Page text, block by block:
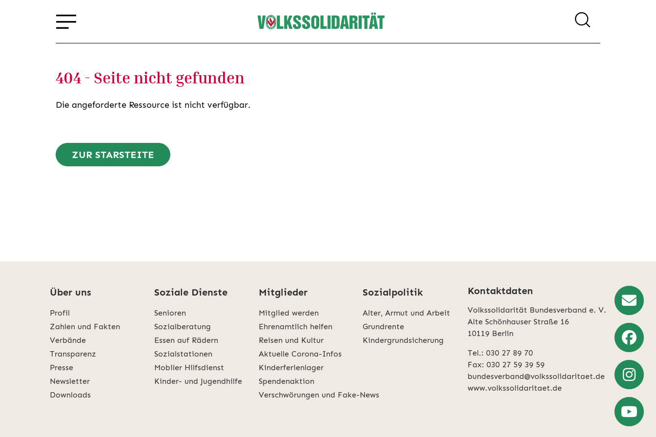
404 - Seite nicht gefunden
Die angeforderte Ressource ist nicht verfügbar.
ZUR STARSTEITE
Über uns
Profil
Zahlen und Fakten
Verbände
Transparenz
Presse
Newsletter
Downloads
Soziale Dienste
Senioren
Sozialberatung
Essen auf Rädern
Sozialstationen
Mobiler Hilfsdienst
Kinder- und Jugendhilfe
Mitglieder
Mitglied werden
Ehrenamtlich helfen
Reisen und Kultur
Aktuelle Corona-Infos
Kinderferienlager
Spendenaktion
Verschwörungen und Fake-News
Sozialpolitik
Alter, Armut und Arbeit
Grundrente
Kindergrundsicherung
Kontaktdaten
Volkssolidarität Bundesverband e. V.
Alte Schönhauser Straße 16
10119 Berlin
Tel.: 030 27 89 70
Fax: 030 27 59 39 59
bundesverband@volkssolidaritaet.de
www.volkssolidaritaet.de
Weiter
zu
Facebook
Weiter
zu